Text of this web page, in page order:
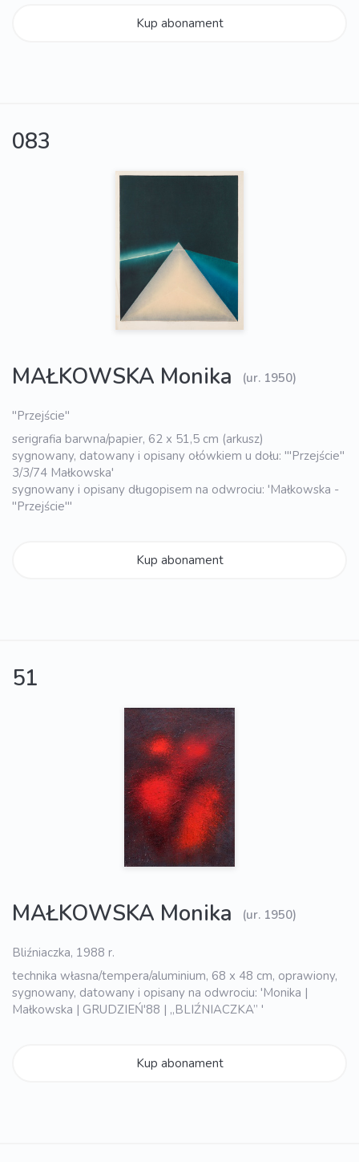
Kup abonament
083
MAŁKOWSKA Monika (ur. 1950)
"Przejście"
serigrafia barwna/papier, 62 x 51,5 cm (arkusz)
sygnowany, datowany i opisany ołówkiem u dołu: '"Przejście"
3/3/74 Małkowska'
sygnowany i opisany długopisem na odwrociu: 'Małkowska -
"Przejście"'
Kup abonament
51
MAŁKOWSKA Monika (ur. 1950)
Bliźniaczka, 1988 r.
technika własna/tempera/aluminium, 68 x 48 cm, oprawiony,
sygnowany, datowany i opisany na odwrociu: 'Monika |
Małkowska | GRUDZIEŃ'88 | „BLIŹNIACZKA” '
Kup abonament